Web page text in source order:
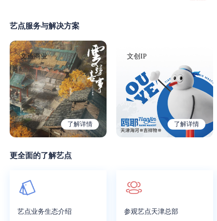
艺点服务与解决方案
文旅商业
了解详情
文创IP
了解详情
更全面的了解艺点
艺点业务生态介绍 参观艺点天津总部